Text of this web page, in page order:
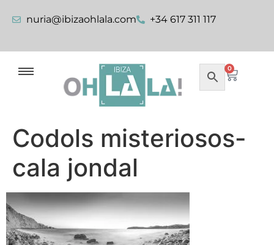
nuria@ibizaohlala.com +34 617 311 117
0
Codols misteriosos-
cala jondal